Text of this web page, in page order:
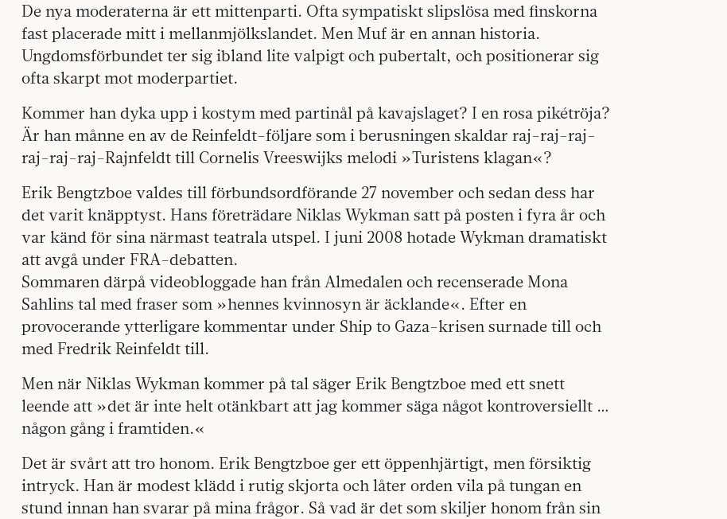
De nya moderaterna är ett mittenparti. Ofta sympatiskt slipslösa med finskorna
fast placerade mitt i mellanmjölkslandet. Men Muf är en annan historia.
Ungdomsförbundet ter sig ibland lite valpigt och pubertalt, och positionerar sig
ofta skarpt mot moderpartiet.
Kommer han dyka upp i kostym med partinål på kavajslaget? I en rosa pikétröja?
Är han månne en av de Reinfeldt-följare som i berusningen skaldar raj-raj-raj-
raj-raj-raj-Rajnfeldt till Cornelis Vreeswijks melodi »Turistens klagan«?
Erik Bengtzboe valdes till förbundsordförande 27 november och sedan dess har
det varit knäpptyst. Hans företrädare Niklas Wykman satt på posten i fyra år och
var känd för sina närmast teatrala utspel. I juni 2008 hotade Wykman dramatiskt
att avgå under FRA-debatten.
Sommaren därpå videobloggade han från Almedalen och recenserade Mona
Sahlins tal med fraser som »hennes kvinnosyn är äcklande«. Efter en
provocerande ytterligare kommentar under Ship to Gaza-krisen surnade till och
med Fredrik Reinfeldt till.
Men när Niklas Wykman kommer på tal säger Erik Bengtzboe med ett snett
leende att »det är inte helt otänkbart att jag kommer säga något kontroversiellt …
någon gång i framtiden.«
Det är svårt att tro honom. Erik Bengtzboe ger ett öppenhjärtigt, men försiktig
intryck. Han är modest klädd i rutig skjorta och låter orden vila på tungan en
stund innan han svarar på mina frågor. Så vad är det som skiljer honom från sin